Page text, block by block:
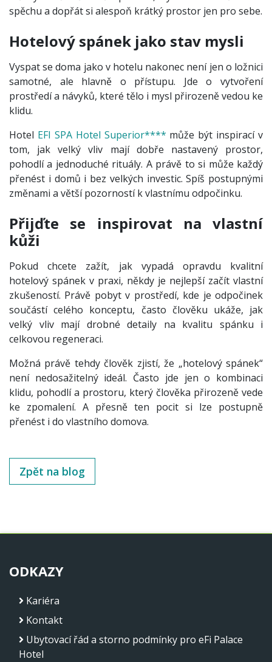
spěchu a dopřát si alespoň krátký prostor jen pro sebe.
Hotelový spánek jako stav mysli
Vyspat se doma jako v hotelu nakonec není jen o ložnici
samotné, ale hlavně o přístupu. Jde o vytvoření
prostředí a návyků, které tělo i mysl přirozeně vedou ke
klidu.
Hotel EFI SPA Hotel Superior**** může být inspirací v
tom, jak velký vliv mají dobře nastavený prostor,
pohodlí a jednoduché rituály. A právě to si může každý
přenést i domů i bez velkých investic. Spíš postupnými
změnami a větší pozorností k vlastnímu odpočinku.
Přijďte se inspirovat na vlastní
kůži
Pokud chcete zažít, jak vypadá opravdu kvalitní
hotelový spánek v praxi, někdy je nejlepší začít vlastní
zkušeností. Právě pobyt v prostředí, kde je odpočinek
součástí celého konceptu, často člověku ukáže, jak
velký vliv mají drobné detaily na kvalitu spánku i
celkovou regeneraci.
Možná právě tehdy člověk zjistí, že „hotelový spánek“
není nedosažitelný ideál. Často jde jen o kombinaci
klidu, pohodlí a prostoru, který člověka přirozeně vede
ke zpomalení. A přesně ten pocit si lze postupně
přenést i do vlastního domova.
Zpět na blog
ODKAZY
Kariéra
Kontakt
Ubytovací řád a storno podmínky pro eFi Palace
Hotel